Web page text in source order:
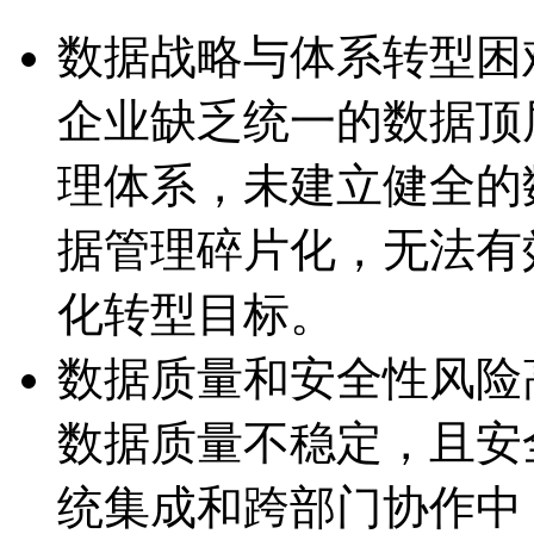
数据战略与体系转型困
企业缺乏统一的数据
理体系，未建立健全
据管理碎片化，无
化转型目标。
数据质量和安全性风险
数据质量不稳定，且
统集成和跨部门协作中